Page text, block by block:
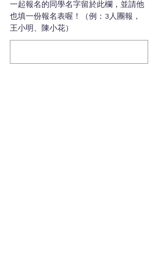
一起報名的同學名字留於此欄，並請他
也填一份報名表喔！（例：3人團報，
王小明、陳小花）